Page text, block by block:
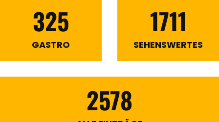
325
GASTRO
1711
SEHENSWERTES
2578